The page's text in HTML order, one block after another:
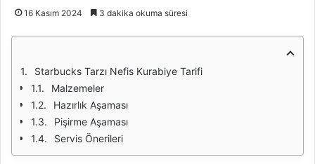
16 Kasım 2024 3 dakika okuma süresi
Starbucks Tarzı Nefis Kurabiye Tarifi
Malzemeler
Hazırlık Aşaması
Pişirme Aşaması
Servis Önerileri